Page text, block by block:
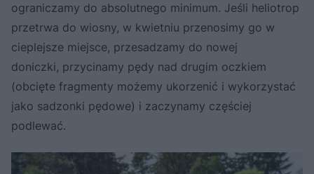
ograniczamy do absolutnego minimum. Jeśli heliotrop
przetrwa do wiosny, w kwietniu przenosimy go w
cieplejsze miejsce, przesadzamy do nowej
doniczki, przycinamy pędy nad drugim oczkiem
(obcięte fragmenty możemy ukorzenić i wykorzystać
jako sadzonki pędowe) i zaczynamy częściej
podlewać.